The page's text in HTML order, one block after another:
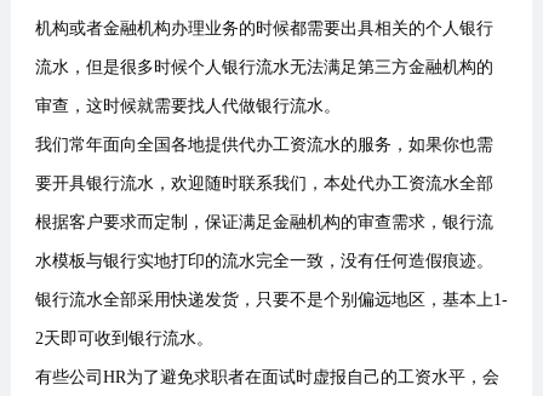
机构或者金融机构办理业务的时候都需要出具相关的个人银行
流水，但是很多时候个人银行流水无法满足第三方金融机构的
审查，这时候就需要找人代做银行流水。
我们常年面向全国各地提供代办工资流水的服务，如果你也需
要开具银行流水，欢迎随时联系我们，本处代办工资流水全部
根据客户要求而定制，保证满足金融机构的审查需求，银行流
水模板与银行实地打印的流水完全一致，没有任何造假痕迹。
银行流水全部采用快递发货，只要不是个别偏远地区，基本上1-
2天即可收到银行流水。
有些公司HR为了避免求职者在面试时虚报自己的工资水平，会